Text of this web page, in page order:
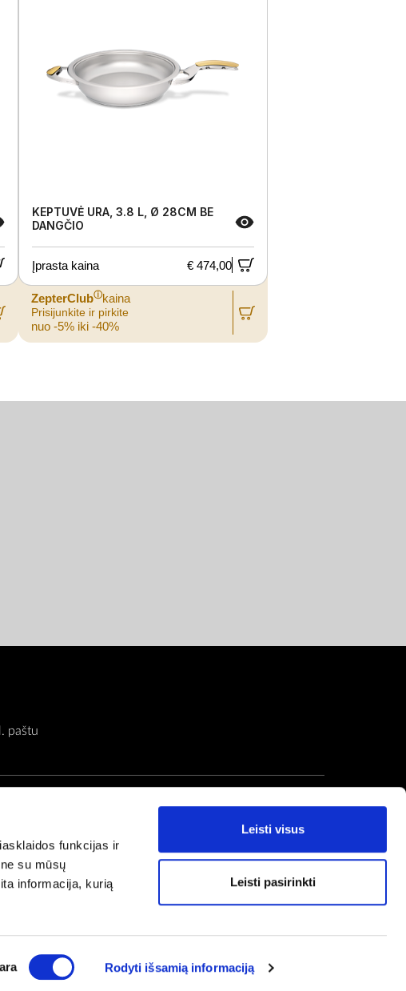
funkcijas ir
su mūsų
informacija, kurią
Rodyti išsamią informaciją
Leisti visus
Leisti pasirinkti
KEPTUVĖ URA, 3.8 L, Ø 28CM BE
DANGČIO
Įprasta kaina € 474,00
ZepterClubⓘkaina
Prisijunkite ir pirkite
nuo -5% iki -40%
paštu